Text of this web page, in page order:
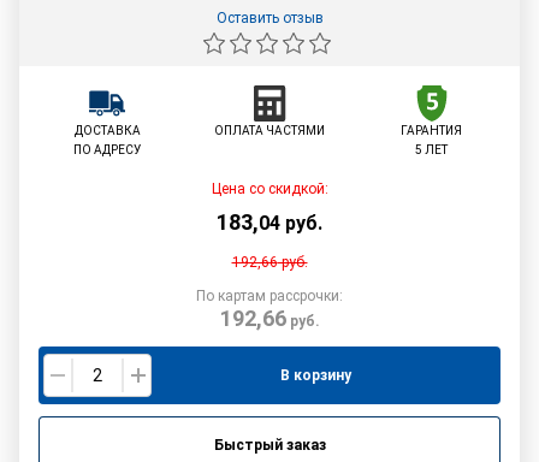
Оставить отзыв
ДОСТАВКА
ПО АДРЕСУ
ОПЛАТА ЧАСТЯМИ
ГАРАНТИЯ
5 ЛЕТ
Цена со скидкой:
183,04 руб.
192,66руб.
По картам рассрочки:
192,66руб.
В корзину
Быстрый заказ